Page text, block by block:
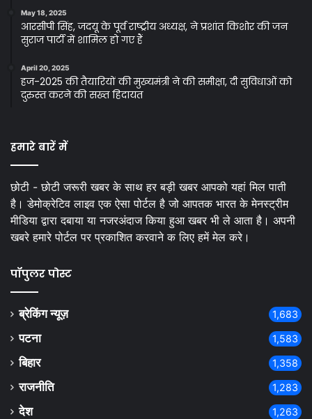
May 18, 2025
आरसीपी सिंह, जदयू के पूर्व राष्ट्रीय अध्यक्ष, ने प्रशांत किशोर की जन
सुराज पार्टी में शामिल हो गए हैं
April 20, 2025
हज-2025 की तैयारियों की मुख्यमंत्री ने की समीक्षा, दी सुविधाओं को
दुरुस्त करने की सख्त हिदायत
हमारे बारें में
छोटी - छोटी जरूरी खबर के साथ हर बड़ी खबर आपको यहां मिल पाती
है। डेमोक्रेटिव लाइव एक ऐसा पोर्टल है जो आपतक भारत के मेनस्ट्रीम
मीडिया द्वारा दबाया या नजरअंदाज किया हुआ खबर भी ले आता है। अपनी
खबरे हमारे पोर्टल पर प्रकाशित करवाने क लिए हमें मेल करे।
पॉपुलर पोस्ट
ब्रेकिंग न्यूज़ 1,683
पटना 1,583
बिहार 1,358
राजनीति 1,283
देश 1,263